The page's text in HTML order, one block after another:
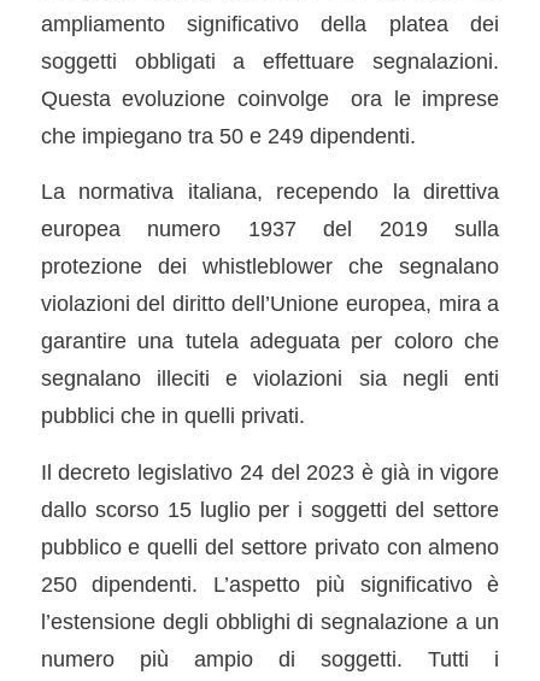
ampliamento significativo della platea dei
soggetti obbligati a effettuare segnalazioni.
Questa evoluzione coinvolge ora le imprese
che impiegano tra 50 e 249 dipendenti.
La normativa italiana, recependo la direttiva
europea numero 1937 del 2019 sulla
protezione dei whistleblower che segnalano
violazioni del diritto dell’Unione europea, mira a
garantire una tutela adeguata per coloro che
segnalano illeciti e violazioni sia negli enti
pubblici che in quelli privati.
Il decreto legislativo 24 del 2023 è già in vigore
dallo scorso 15 luglio per i soggetti del settore
pubblico e quelli del settore privato con almeno
250 dipendenti. L’aspetto più significativo è
l’estensione degli obblighi di segnalazione a un
numero più ampio di soggetti. Tutti i